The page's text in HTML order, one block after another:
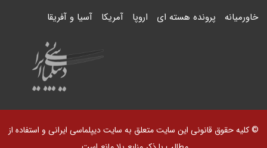
خاورمیانه پرونده هسته ای اروپا آمریکا آسیا و آفریقا
© کلیه حقوق قانونی این سایت متعلق به سایت دیپلماسی ایرانی و استفاده از